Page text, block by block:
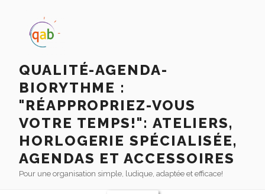
QUALITÉ-AGENDA-
BIORYTHME :
"RÉAPPROPRIEZ-VOUS
VOTRE TEMPS!": ATELIERS,
HORLOGERIE SPÉCIALISÉE,
AGENDAS ET ACCESSOIRES
Pour une organisation simple, ludique, adaptée et efficace!